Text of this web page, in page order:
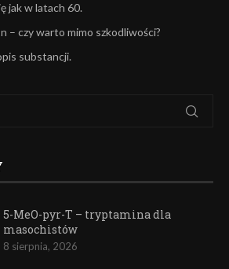
jak w latach 60.
– czy warto mimo szkodliwości?
substancji.
5-MeO-pyr-T – tryptamina dla
masochistów
8 sierpnia, 2026